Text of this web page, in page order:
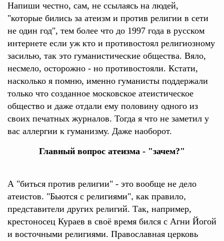
Напиши честно, сам, не ссылаясь на людей,
"которые бились за атеизм и против религии в сети
не один год", тем более что до 1997 года в русском
интернете если уж кто и противостоял религиозному
засилью, так это гуманистические общества. Вяло,
несмело, осторожно - но противостояли. Кстати,
насколько я помню, именно гуманисты поддержали
только что созданное московское атеистическое
общество и даже отдали ему половину одного из
своих печатных журналов. Тогда я что не заметил у
вас аллергии к гуманизму. Даже наоборот.
Главный вопрос атеизма - "зачем?"
А "биться против религии" - это вообще не дело
атеистов. "Бьются с религиями", как правило,
представители других религий. Так, например,
крестоносец Кураев в своё время бился с Агни Йогой
и восточными религиями. Православная церковь